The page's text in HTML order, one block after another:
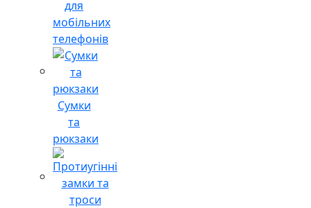
для
мобільних
телефонів
Сумки
та
рюкзаки